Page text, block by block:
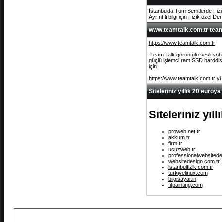
İstanbulda Tüm Semtlerde
Ayrıntılı bilgi için Fizik özel
www.teamtalk.com.tr
https://www.teamtalk.com.tr
Team Talk görüntülü sesli
güçlü işlemci,ram,SSD
için
https://www.teamtalk.com.tryi
Siteleriniz yıllık 20 euroya
Siteleriniz
proweb.net.tr
akkum.tr
firm.tr
ucuzweb.tr
websitedesign.com.tr
istanbulfizik.com.tr
turkiyelinux.com
bilgisayar.in
fitpainting.com